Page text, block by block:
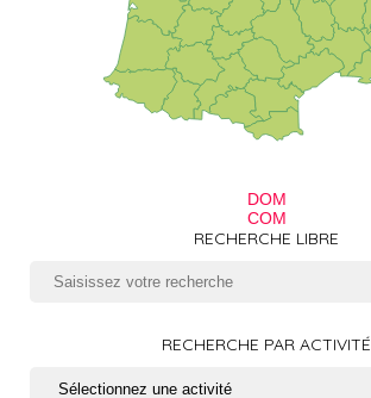
DOM
COM
RECHERCHE LIBRE
RECHERCHE PAR ACTIVITÉ